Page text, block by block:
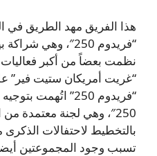
هذا الفريق مهد الطريق في
“فريدوم 250″،
نظمت بعضاً من أكبر
“غريت أمريكان ستيت فير”
“فريدوم 250” اتُهمت
250″، وهي لجنة معتمدة
تسبب وجود المجموعتين